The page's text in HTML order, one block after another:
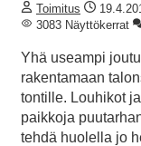
Toimitus
3083 Näyttökerrat
Yhä useampi
rakentamaan
tontille. Louhikot
paikkoja
tehdä huolella jo